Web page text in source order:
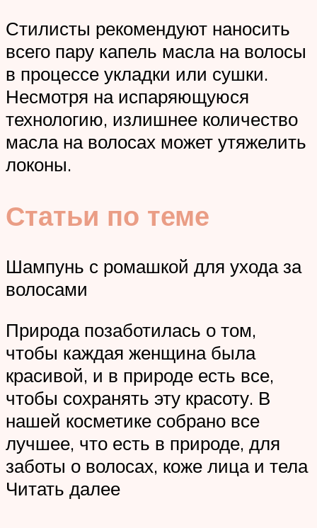
Стилисты рекомендуют наносить
всего пару капель масла на волосы
в процессе укладки или сушки.
Несмотря на испаряющуюся
технологию, излишнее количество
масла на волосах может утяжелить
локоны.
Статьи по теме
Шампунь с ромашкой для ухода за
волосами
Природа позаботилась о том,
чтобы каждая женщина была
красивой, и в природе есть все,
чтобы сохранять эту красоту. В
нашей косметике собрано все
лучшее, что есть в природе, для
заботы о волосах, коже лица и тела
Читать далее